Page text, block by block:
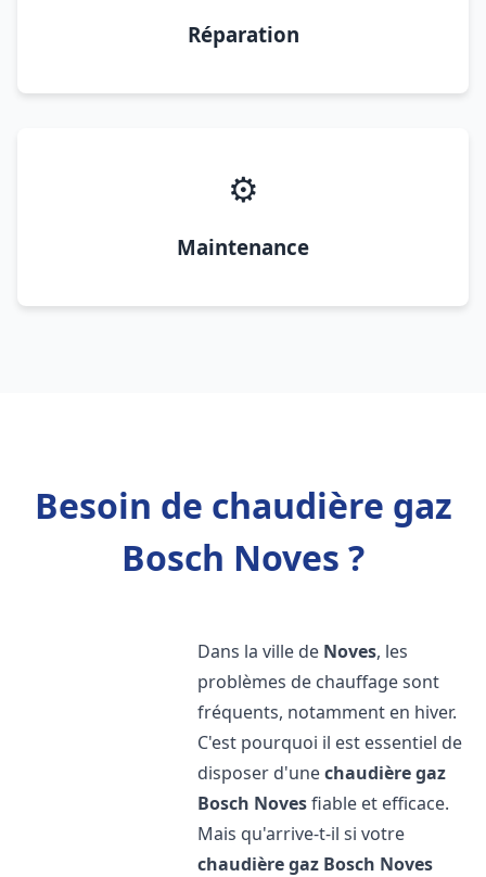
Réparation
⚙️
Maintenance
Besoin de chaudière gaz
Bosch Noves ?
Dans la ville de Noves, les
problèmes de chauffage sont
fréquents, notamment en hiver.
C'est pourquoi il est essentiel de
disposer d'unechaudière gaz
Bosch Novesfiable et efficace.
Mais qu'arrive-t-il si votre
chaudière gaz Bosch Noves